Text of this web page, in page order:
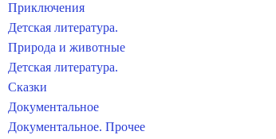
Приключения
Детская литература.
Природа и животные
Детская литература.
Сказки
Документальное
Документальное. Прочее